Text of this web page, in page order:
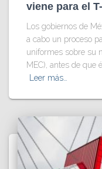
viene para el
Los gobiernos de
a cabo un proceso
uniformes sobre su
MEC), antes de que
Leer más…